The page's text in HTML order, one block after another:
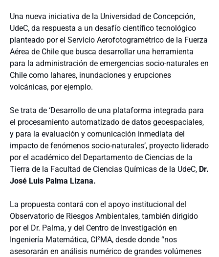
Una nueva iniciativa de la Universidad de Concepción,
UdeC, da respuesta a un desafío científico tecnológico
planteado por el Servicio Aerofotogramétrico de la Fuerza
Aérea de Chile que busca desarrollar una herramienta
para la administración de emergencias socio-naturales en
Chile como lahares, inundaciones y erupciones
volcánicas, por ejemplo.
Se trata de ‘Desarrollo de una plataforma integrada para
el procesamiento automatizado de datos geoespaciales,
y para la evaluación y comunicación inmediata del
impacto de fenómenos socio-naturales’, proyecto liderado
por el académico del Departamento de Ciencias de la
Tierra de la Facultad de Ciencias Químicas de la UdeC, Dr.
José Luis Palma Lizana.
La propuesta contará con el apoyo institucional del
Observatorio de Riesgos Ambientales, también dirigido
por el Dr. Palma, y del Centro de Investigación en
Ingeniería Matemática, CI²MA, desde donde “nos
asesorarán en análisis numérico de grandes volúmenes